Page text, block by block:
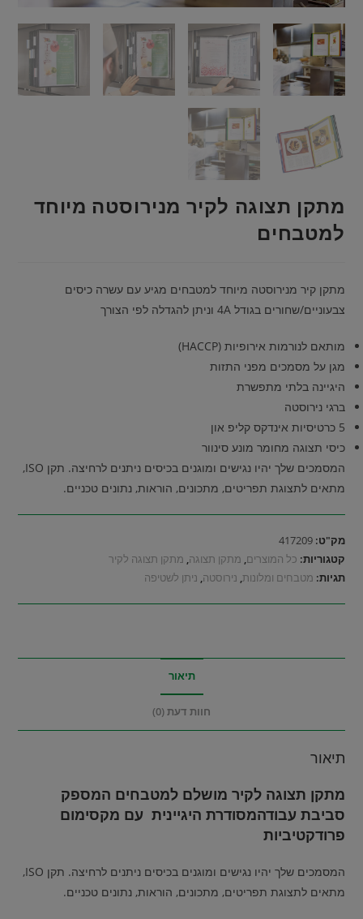
מתקן תצוגה לקיר מנירוסטה מיוחד
למטבחים
מתקן קיר מנירוסטה מיוחד למטבחים מגיע עם עשרה כיסים
צבעוניים/שחורים בגודל 4A וניתן להגדלה לפי הצורך
מותאם לנורמות אירופיות (HACCP)
מגן על מסמכים מפני התזות
היגיינה בלתי מתפשרת
ברגי נירוסטה
5 כרטיסיות אינדקס קליפ און
כיסי תצוגה מחומר מונע סינוור
המסמכים שלך יהיו נגישים ומוגנים בכיסים ניתנים לרחיצה. תקן ISO,
מתאים לתצוגת תפריטים, מתכונים, הוראות, נתונים טכניים.
מק"ט:417209
קטגוריות: כל המוצרים מתקן תצוגה מתקן תצוגה לקיר
תגיות: מטבחים ומלונות נירוסטה ניתן לשטיפה
תיאור
חוות דעת (0)
תיאור
מתקן תצוגה לקיר מושלם למטבחים המספק
סביבת עבודהמסודרת היגיינית עם מקסימום
פרודקטיביות
המסמכים שלך יהיו נגישים ומוגנים בכיסים ניתנים לרחיצה. תקן ISO,
מתאים לתצוגת תפריטים, מתכונים, הוראות, נתונים טכניים.